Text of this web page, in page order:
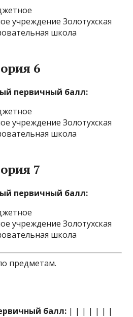
учреждение Золотухская
школа
6
первичный балл:
учреждение Золотухская
школа
7
первичный балл:
учреждение Золотухская
школа
предметам.
балл: | | | | | | |